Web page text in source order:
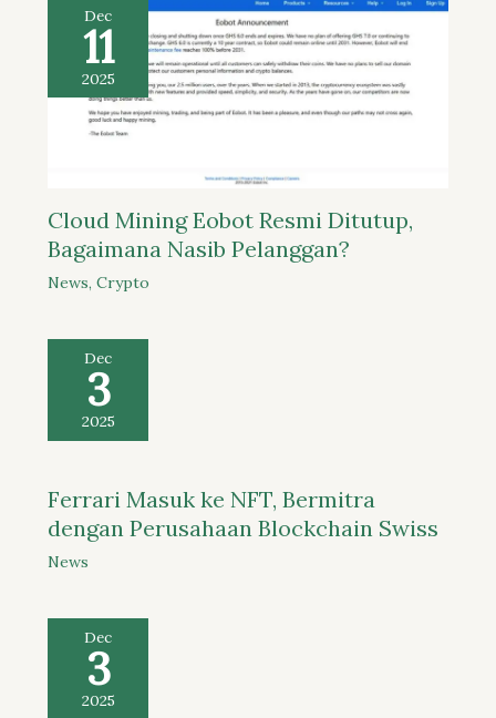
Dec
11
2025
Cloud Mining Eobot Resmi Ditutup,
Bagaimana Nasib Pelanggan?
News, Crypto
Dec
3
2025
Ferrari Masuk ke NFT, Bermitra
dengan Perusahaan Blockchain Swiss
News
Dec
3
2025